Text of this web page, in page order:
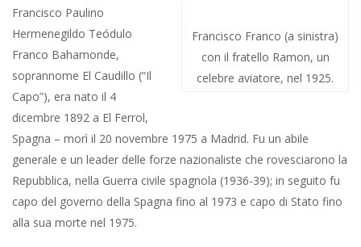
Francisco Franco (a sinistra)
con il fratello Ramon, un
celebre aviatore, nel 1925.
Francisco Paulino
Hermenegildo Teódulo
Franco Bahamonde,
soprannome El Caudillo (“Il
Capo”), era nato il 4
dicembre 1892 a El Ferrol,
Spagna – morì il 20 novembre 1975 a Madrid. Fu un abile
generale e un leader delle forze nazionaliste che rovesciarono la
Repubblica, nella Guerra civile spagnola (1936-39); in seguito fu
capo del governo della Spagna fino al 1973 e capo di Stato fino
alla sua morte nel 1975.